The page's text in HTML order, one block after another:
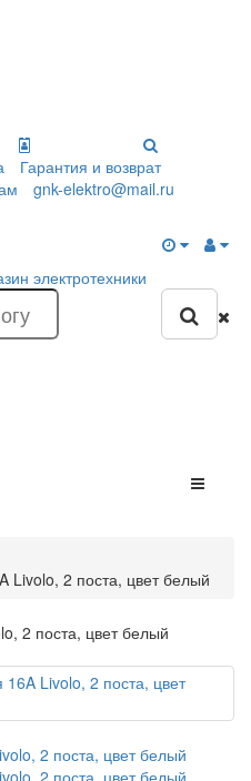
Гарантия и возврат
gnk-elektro@mail.ru
Livolo, 2 поста, цвет белый
2 поста, цвет белый